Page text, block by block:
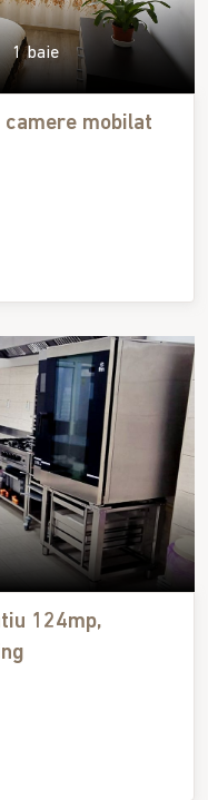
1 baie
camere mobilat
124mp,